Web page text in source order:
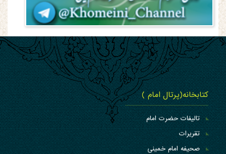
کتابخانه(پرتال امام )
تالیفات حضرت امام
تقریرات
صحیفه امام خمینی